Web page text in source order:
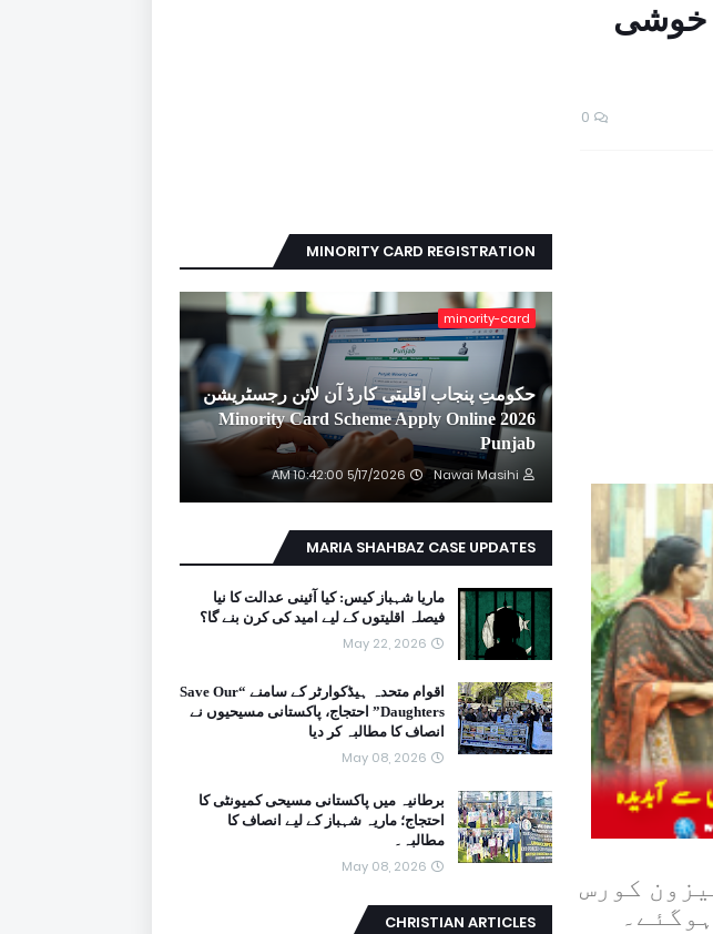
خوشی
0
فری ایمیزون کورس
MINORITY CARD REGISTRATION
minority-card
حکومتِ پنجاب اقلیتی کارڈ آن لائن رجسٹریشن
2026 Minority Card Scheme Apply Online
Punjab
Nawai Masihi
5/17/2026 10:42:00 AM
MARIA SHAHBAZ CASE UPDATES
ماریا شہباز کیس: کیا آئینی عدالت کا نیا
فیصلہ اقلیتوں کے لیے امید کی کرن بنے گا؟
May 22, 2026
اقوام متحدہ ہیڈکوارٹر کے سامنے “Save Our
Daughters” احتجاج، پاکستانی مسیحیوں نے
انصاف کا مطالبہ کر دیا
May 08, 2026
برطانیہ میں پاکستانی مسیحی کمیونٹی کا
احتجاج؛ ماریہ شہباز کے لیے انصاف کا
مطالبہ۔
May 08, 2026
CHRISTIAN ARTICLES